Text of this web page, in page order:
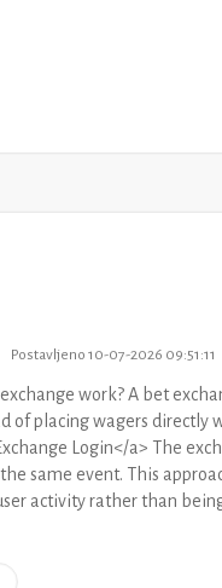
Postavljeno 10-07-2026 09:51:11
work? A bet
of placing wagers
Login</a> The
same event. This
activity rather than